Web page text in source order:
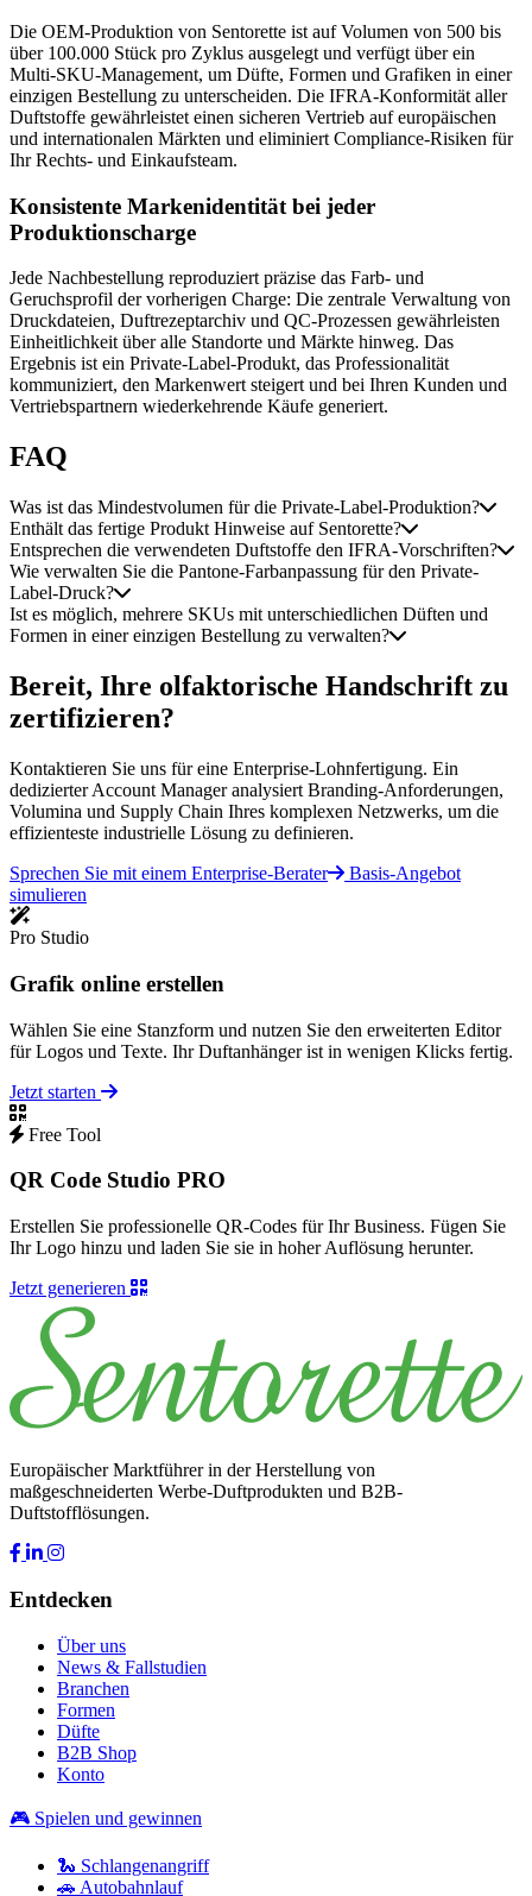
Die OEM-Produktion von Sentorette ist auf Volumen von 500 bis
über 100.000 Stück pro Zyklus ausgelegt und verfügt über ein
Multi-SKU-Management, um Düfte, Formen und Grafiken in einer
einzigen Bestellung zu unterscheiden. Die IFRA-Konformität aller
Duftstoffe gewährleistet einen sicheren Vertrieb auf europäischen
und internationalen Märkten und eliminiert Compliance-Risiken für
Ihr Rechts- und Einkaufsteam.
Konsistente Markenidentität bei jeder
Produktionscharge
Jede Nachbestellung reproduziert präzise das Farb- und
Geruchsprofil der vorherigen Charge: Die zentrale Verwaltung von
Druckdateien, Duftrezeptarchiv und QC-Prozessen gewährleisten
Einheitlichkeit über alle Standorte und Märkte hinweg. Das
Ergebnis ist ein Private-Label-Produkt, das Professionalität
kommuniziert, den Markenwert steigert und bei Ihren Kunden und
Vertriebspartnern wiederkehrende Käufe generiert.
FAQ
Was ist das Mindestvolumen für die Private-Label-Produktion?
Enthält das fertige Produkt Hinweise auf Sentorette?
Entsprechen die verwendeten Duftstoffe den IFRA-Vorschriften?
Wie verwalten Sie die Pantone-Farbanpassung für den Private-
Label-Druck?
Ist es möglich, mehrere SKUs mit unterschiedlichen Düften und
Formen in einer einzigen Bestellung zu verwalten?
Bereit, Ihre olfaktorische Handschrift zu
zertifizieren?
Kontaktieren Sie uns für eine Enterprise-Lohnfertigung. Ein
dedizierter Account Manager analysiert Branding-Anforderungen,
Volumina und Supply Chain Ihres komplexen Netzwerks, um die
effizienteste industrielle Lösung zu definieren.
Sprechen Sie mit einem Enterprise-Berater
Basis-Angebot
simulieren
Pro Studio
Grafik online erstellen
Wählen Sie eine Stanzform und nutzen Sie den erweiterten Editor
für Logos und Texte. Ihr Duftanhänger ist in wenigen Klicks fertig.
Jetzt starten
Free Tool
QR Code Studio PRO
Erstellen Sie professionelle QR-Codes für Ihr Business. Fügen Sie
Ihr Logo hinzu und laden Sie sie in hoher Auflösung herunter.
Jetzt generieren
Europäischer Marktführer in der Herstellung von
maßgeschneiderten Werbe-Duftprodukten und B2B-
Duftstofflösungen.
Entdecken
Über uns
News & Fallstudien
Branchen
Formen
Düfte
B2B Shop
Konto
🎮 Spielen und gewinnen
🐍 Schlangenangriff
🚗 Autobahnlauf